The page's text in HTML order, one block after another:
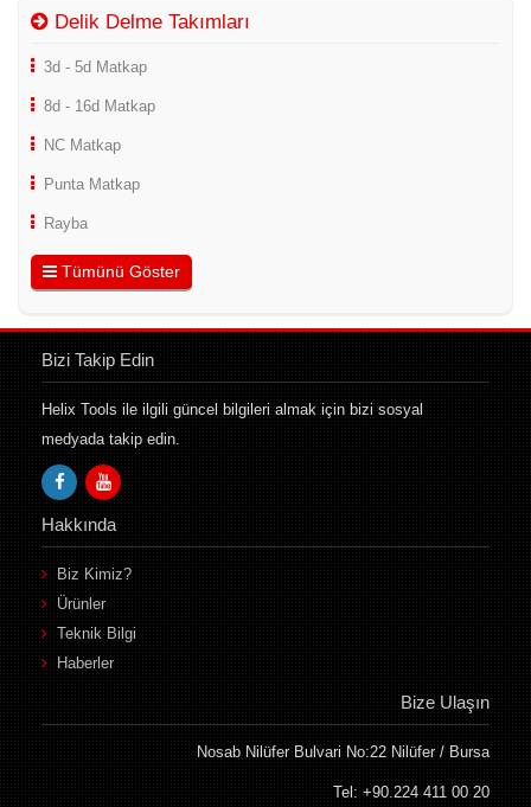
Delik Delme Takımları
3d - 5d Matkap
8d - 16d Matkap
NC Matkap
Punta Matkap
Rayba
Tümünü Göster
Bizi Takip Edin
Helix Tools ile ilgili güncel bilgileri almak için bizi sosyal
medyada takip edin.
Hakkında
Biz Kimiz?
Ürünler
Teknik Bilgi
Haberler
Bize Ulaşın
Nosab Nilüfer Bulvari No:22 Nilüfer / Bursa
Tel: +90.224 411 00 20